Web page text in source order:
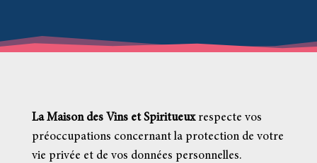
La Maison des Vins et Spiritueuxrespecte vos
préoccupations concernant la protection de votre
vie privée et de vos données personnelles.